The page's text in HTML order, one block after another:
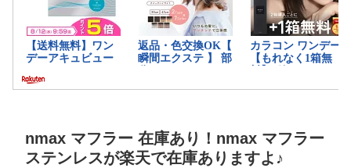
nmax マフラー 在庫あり！nmax マフラー
ステンレスが楽天で在庫ありますよ♪